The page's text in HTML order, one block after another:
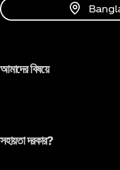
আমাদের বিষয়ে
সহায়তা দরকার?